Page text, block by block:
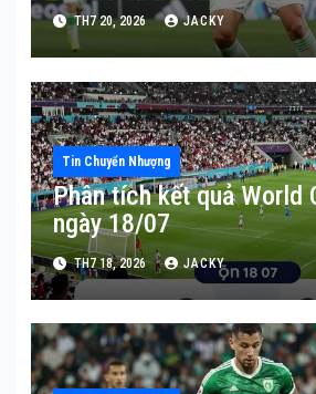
TH7 20, 2026 JACKY
Tin Chuyển Nhượng
Phân tích kết quả World
ngày 18/07
TH7 18, 2026 JACKY